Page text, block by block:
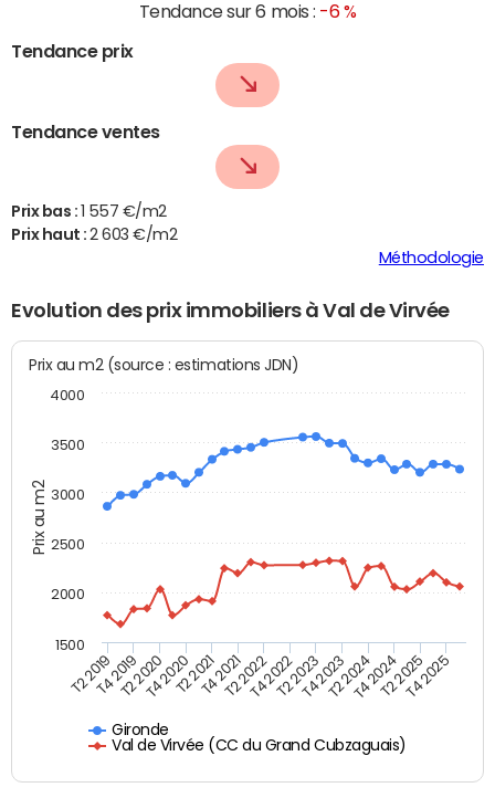
Tendance sur 6 mois : -6 %
Tendance prix
Tendance ventes
Prix bas :
1 557 €/m2
Prix haut :2 603 €/m2
Méthodologie
Evolution des prix immobiliers à Val de Virvée
Prix au m2
Prix au m2 (source : estimations JDN)
Gironde
Val de Virvée (CC du Grand Cubzaguais)
T2 2019T4 2019T2 2020T4 2020T2 2021T4 2021T2 2022T4 2022T2 2023T4 2023T2 2024T4 2024T2 2025T4 2025
1500
2000
2500
3000
3500
4000